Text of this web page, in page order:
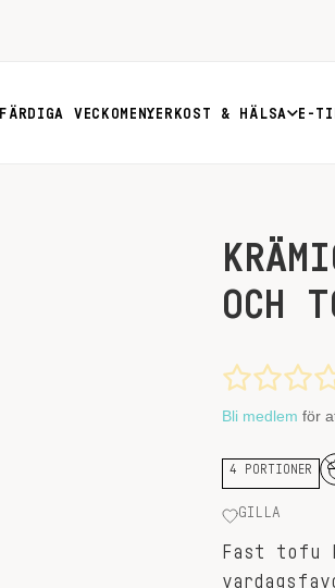
FÄRDIGA VECKOMENYER KOST & HÄLSA E-
OCH
Bli medlem för
4 PORTIONER
GILLA
Fast tofu